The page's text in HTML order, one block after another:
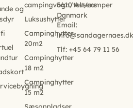
campingvogn/telt/camper
Luksushytter
Campinghytter
20m2
Campinghytter
18 m2
Campinghytter
15 m2
og
5610 Assens
Danmark
Email:
Tlf: +45 64 79 11 56